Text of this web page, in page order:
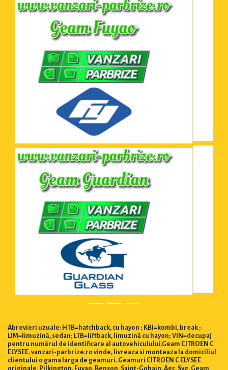
Abrevieri uzuale: HTB=hatchback, cu hayon ; KBI=kombi, break ;
LIM=limuzină, sedan; LTB=liftback, limuzină cu hayon; VIN=decupaj
pentru numărul de identificare al autovehiculului.Geam CITROEN C
ELYSEE. vanzari-parbrize.ro vinde, livreaza si monteaza la domiciliul
clientului o gama larga de geamuri. Geamuri CITROEN C ELYSEE
originale, Pilkington, Fuyao, Benson, Saint-Gobain, Agc, Syg. Geam